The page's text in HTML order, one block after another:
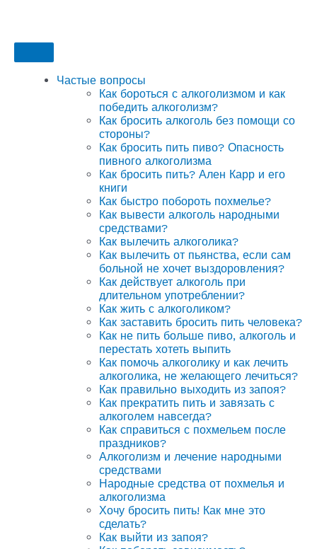
Частые вопросы
Как бороться с алкоголизмом и как
победить алкоголизм?
Как бросить алкоголь без помощи со
стороны?
Как бросить пить пиво? Опасность
пивного алкоголизма
Как бросить пить? Ален Карр и его
книги
Как быстро побороть похмелье?
Как вывести алкоголь народными
средствами?
Как вылечить алкоголика?
Как вылечить от пьянства, если сам
больной не хочет выздоровления?
Как действует алкоголь при
длительном употреблении?
Как жить с алкоголиком?
Как заставить бросить пить человека?
Как не пить больше пиво, алкоголь и
перестать хотеть выпить
Как помочь алкоголику и как лечить
алкоголика, не желающего лечиться?
Как правильно выходить из запоя?
Как прекратить пить и завязать с
алкоголем навсегда?
Как справиться с похмельем после
праздников?
Алкоголизм и лечение народными
средствами
Народные средства от похмелья и
алкоголизма
Хочу бросить пить! Как мне это
сделать?
Как выйти из запоя?